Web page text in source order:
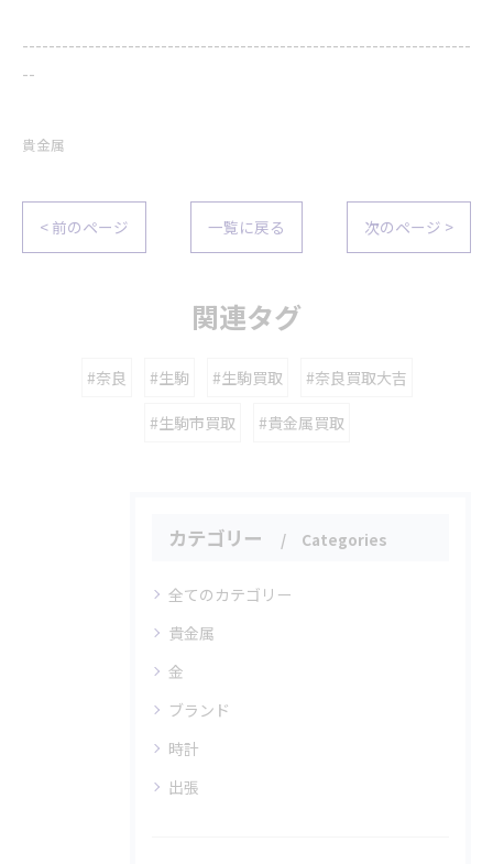
--------------------------------------------------------------------
--
貴金属
< 前のページ 一覧に戻る 次のページ >
関連タグ
#奈良 #生駒 #生駒買取 #奈良買取大吉
#生駒市買取 #貴金属買取
カテゴリー Categories
全てのカテゴリー
貴金属
金
ブランド
時計
出張